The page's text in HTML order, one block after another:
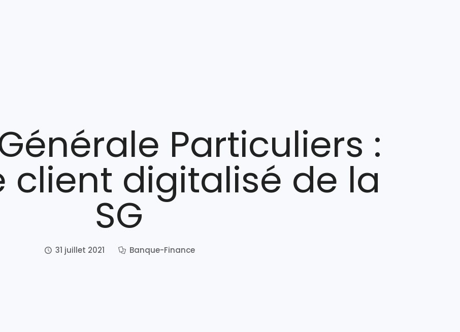
Particuliers :
client digitalisé de la
SG
31 juillet 2021 Banque-Finance